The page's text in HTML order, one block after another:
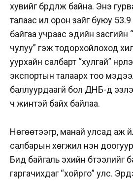
хувийг бүрдүүлж байна. Энэ
талаас илүү орон зайг буюу
байгаа учраас эдийн засгийн
чулуу” гэж тодорхойлоход
уурхайн салбарт “хулгай”
экспортын талаарх тоо
баллуурдаагүй бол ДНБ-д
ч жинтэй байх байлаа.
Нөгөөтээгүүр, манай улсад аж
салбарын хөгжил нэн
Бид байгаль эхийн бүтээлийг
гаргачихдаг “хойрго” улс.